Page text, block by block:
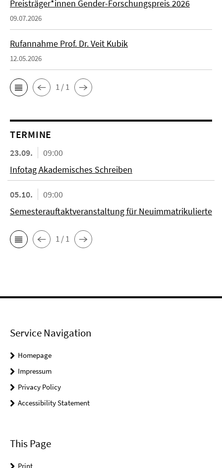
Preisträger*innen Gender-Forschungspreis 2026
09.07.2026
Rufannahme Prof. Dr. Veit Kubik
12.05.2026
1 / 1
TERMINE
23.09.
09:00
Infotag Akademisches Schreiben
05.10.
09:00
Semesterauftaktveranstaltung für Neuimmatrikulierte
1 / 1
Service Navigation
Homepage
Impressum
Privacy Policy
Accessibility Statement
This Page
Print